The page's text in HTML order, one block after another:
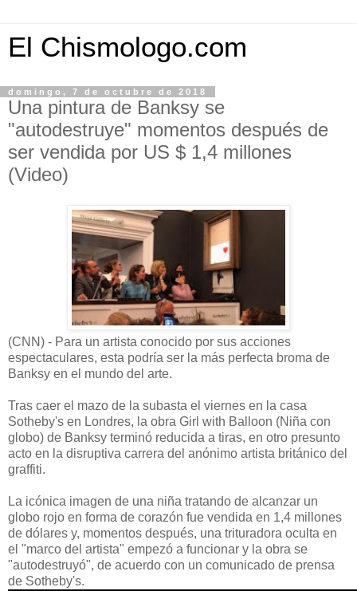
El Chismologo.com
domingo, 7 de octubre de 2018
Una pintura de Banksy se
"autodestruye" momentos después de
ser vendida por US $ 1,4 millones
(Video)
(CNN) - Para un artista conocido por sus acciones
espectaculares, esta podría ser la más perfecta broma de
Banksy en el mundo del arte.
Tras caer el mazo de la subasta el viernes en la casa
Sotheby's en Londres, la obra Girl with Balloon (Niña con
globo) de Banksy terminó reducida a tiras, en otro presunto
acto en la disruptiva carrera del anónimo artista británico del
graffiti.
La icónica imagen de una niña tratando de alcanzar un
globo rojo en forma de corazón fue vendida en 1,4 millones
de dólares y, momentos después, una trituradora oculta en
el "marco del artista" empezó a funcionar y la obra se
"autodestruyó", de acuerdo con un comunicado de prensa
de Sotheby's.